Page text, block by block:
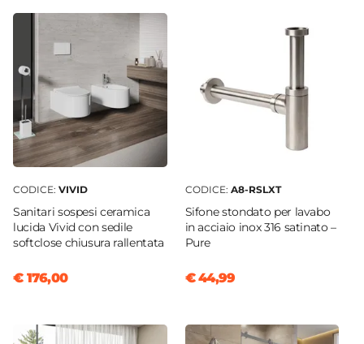
Pure
Acciaio
Materiale
Acciaio INOX
Installazione
Caratteristiche Miscelatore Lavabo
Tipologia
Miscelatore lavabo
Acciaio
Leva monocomando
CODICE: VIVID
Sanitari sospesi ceramica
lucida Vivid con sedile
softclose chiusura rallentata
€ 176,00
CODICE: A8-RSLXT
Sifone stondato per lavabo
in acciaio inox 316 satinato –
Pure
€ 44,99